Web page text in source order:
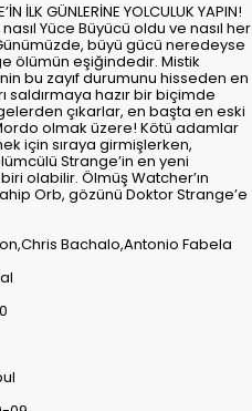
İLK GÜNLERİNE YOLCULUK YAPIN!
Yüce Büyücü oldu ve nasıl her
büyü gücü neredeyse
ölümün eşiğindedir. Mistik
bu zayıf durumunu hisseden en
saldırmaya hazır bir biçimde
çıkarlar, en başta en eski
olmak üzere! Kötü adamlar
için sıraya girmişlerken,
Strange’in en yeni
olabilir. Ölmüş Watcher’ın
Orb, gözünü Doktor Strange’e
Bachalo,Antonio Fabela